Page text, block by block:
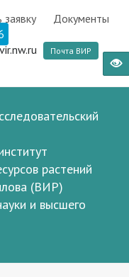
Документы
Почта ВИР
растений
(ВИР)
и высшего